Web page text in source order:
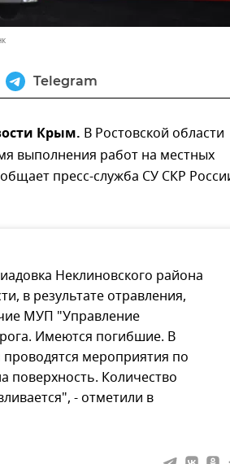
Telegram
Крым. В Ростовской области
выполнения работ на местных
пресс-служба СУ СКР
Неклиновского района
в результате отравления,
МУП "Управление
Имеются погибшие. В
мероприятия по
поверхность. Количество
- отметили в